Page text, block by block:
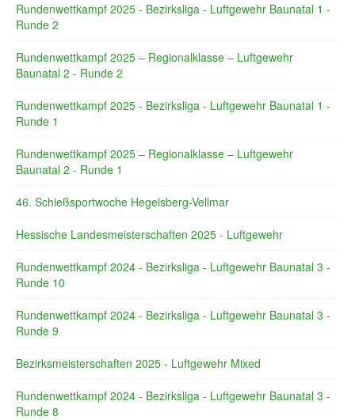
Rundenwettkampf 2025 - Bezirksliga - Luftgewehr Baunatal 1 -
Runde 2
Rundenwettkampf 2025 – Regionalklasse – Luftgewehr
Baunatal 2 - Runde 2
Rundenwettkampf 2025 - Bezirksliga - Luftgewehr Baunatal 1 -
Runde 1
Rundenwettkampf 2025 – Regionalklasse – Luftgewehr
Baunatal 2 - Runde 1
46. Schießsportwoche Hegelsberg-Vellmar
Hessische Landesmeisterschaften 2025 - Luftgewehr
Rundenwettkampf 2024 - Bezirksliga - Luftgewehr Baunatal 3 -
Runde 10
Rundenwettkampf 2024 - Bezirksliga - Luftgewehr Baunatal 3 -
Runde 9
Bezirksmeisterschaften 2025 - Luftgewehr Mixed
Rundenwettkampf 2024 - Bezirksliga - Luftgewehr Baunatal 3 -
Runde 8